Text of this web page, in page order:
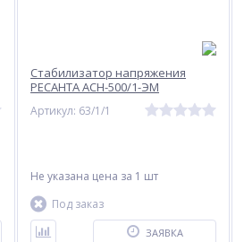
Стабилизатор напряжения
РЕСАНТА АСН-500/1-ЭМ
Артикул: 63/1/1
Не указана цена за 1 шт
Под заказ
ЗАЯВКА